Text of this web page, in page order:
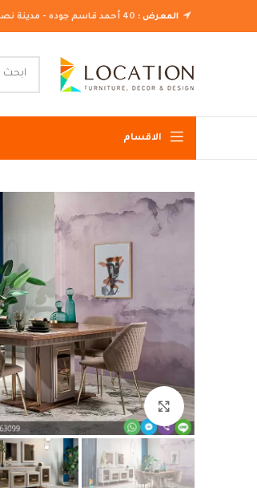
المعرض :
الاقسام
Click to enlarge